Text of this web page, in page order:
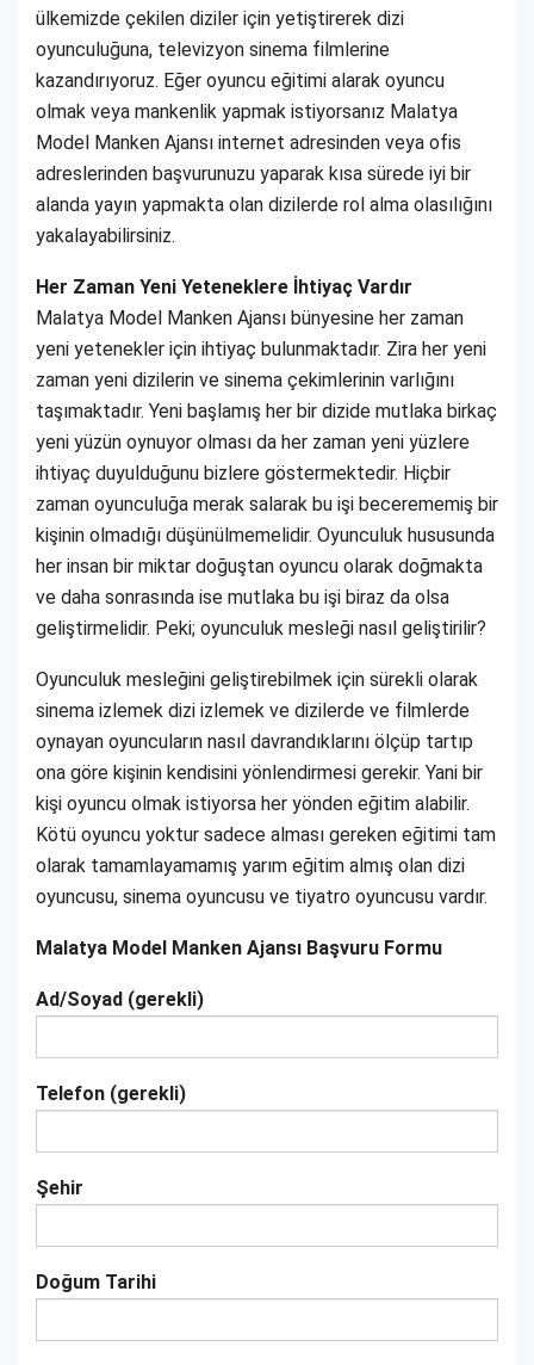
ülkemizde çekilen diziler için yetiştirerek dizi
oyunculuğuna, televizyon sinema filmlerine
kazandırıyoruz. Eğer oyuncu eğitimi alarak oyuncu
olmak veya mankenlik yapmak istiyorsanız Malatya
Model Manken Ajansı internet adresinden veya ofis
adreslerinden başvurunuzu yaparak kısa sürede iyi bir
alanda yayın yapmakta olan dizilerde rol alma olasılığını
yakalayabilirsiniz.
Her Zaman Yeni Yeteneklere İhtiyaç Vardır
Malatya Model Manken Ajansı bünyesine her zaman
yeni yetenekler için ihtiyaç bulunmaktadır. Zira her yeni
zaman yeni dizilerin ve sinema çekimlerinin varlığını
taşımaktadır. Yeni başlamış her bir dizide mutlaka birkaç
yeni yüzün oynuyor olması da her zaman yeni yüzlere
ihtiyaç duyulduğunu bizlere göstermektedir. Hiçbir
zaman oyunculuğa merak salarak bu işi becerememiş bir
kişinin olmadığı düşünülmemelidir. Oyunculuk hususunda
her insan bir miktar doğuştan oyuncu olarak doğmakta
ve daha sonrasında ise mutlaka bu işi biraz da olsa
geliştirmelidir. Peki; oyunculuk mesleği nasıl geliştirilir?
Oyunculuk mesleğini geliştirebilmek için sürekli olarak
sinema izlemek dizi izlemek ve dizilerde ve filmlerde
oynayan oyuncuların nasıl davrandıklarını ölçüp tartıp
ona göre kişinin kendisini yönlendirmesi gerekir. Yani bir
kişi oyuncu olmak istiyorsa her yönden eğitim alabilir.
Kötü oyuncu yoktur sadece alması gereken eğitimi tam
olarak tamamlayamamış yarım eğitim almış olan dizi
oyuncusu, sinema oyuncusu ve tiyatro oyuncusu vardır.
Malatya Model Manken Ajansı Başvuru Formu
Ad/Soyad (gerekli)
Telefon (gerekli)
Şehir
Doğum Tarihi